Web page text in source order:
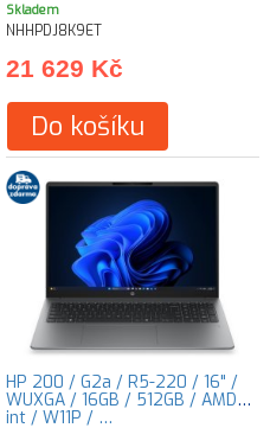
Skladem
NHHPDJ8K9ET
21 629 Kč
Do košíku
HP 200 / G2a / R5-220 / 16" /
WUXGA / 16GB / 512GB / AMD
int / W11P / …